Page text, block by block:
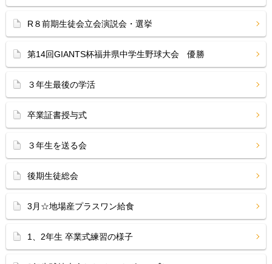
R８前期生徒会立会演説会・選挙
第14回GIANTS杯福井県中学生野球大会 優勝
３年生最後の学活
卒業証書授与式
３年生を送る会
後期生徒総会
3月☆地場産プラスワン給食
1、2年生 卒業式練習の様子